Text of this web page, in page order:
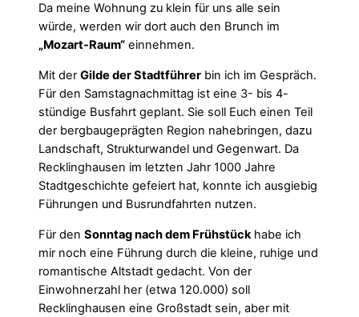
Da meine Wohnung zu klein für uns alle sein
würde, werden wir dort auch den Brunch im
„Mozart-Raum“ einnehmen.
Mit der Gilde der Stadtführer bin ich im Gespräch.
Für den Samstagnachmittag ist eine 3- bis 4-
stündige Busfahrt geplant. Sie soll Euch einen Teil
der bergbaugeprägten Region nahebringen, dazu
Landschaft, Strukturwandel und Gegenwart. Da
Recklinghausen im letzten Jahr 1000 Jahre
Stadtgeschichte gefeiert hat, konnte ich ausgiebig
Führungen und Busrundfahrten nutzen.
Für den Sonntag nach dem Frühstückhabe ich
mir noch eine Führung durch die kleine, ruhige und
romantische Altstadt gedacht. Von der
Einwohnerzahl her (etwa 120.000) soll
Recklinghausen eine Großstadt sein, aber mit